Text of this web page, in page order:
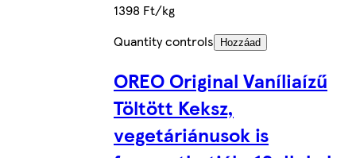
1398 Ft/kg
Quantity controls
Hozzáad
OREO Original Vaníliaízű
Töltött Keksz,
vegetáriánusok is